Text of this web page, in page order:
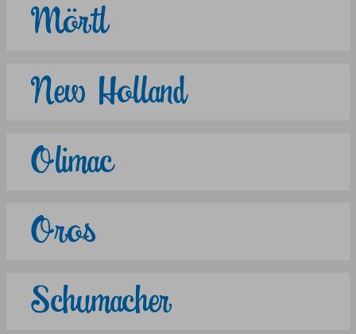
Mörtl
New Holland
Olimac
Oros
Schumacher